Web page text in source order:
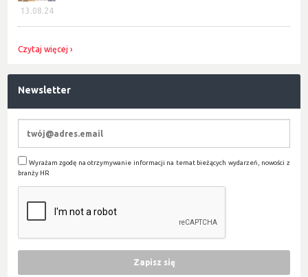
13.08.24
Czytaj więcej
Newsletter
Wyrażam zgodę na otrzymywanie informacji na temat bieżących wydarzeń, nowości z
branży HR